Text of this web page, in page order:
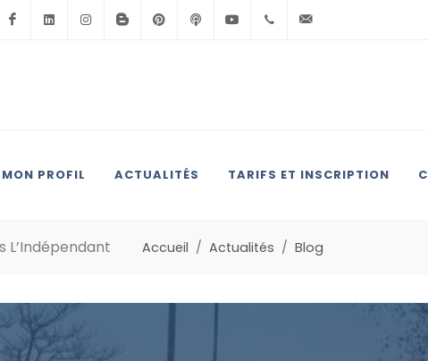
FacebookLinkedinInstagramBlogSpotPinterestPodcastYoutube+33(0)6.71.39.30.39
MON PROFIL ACTUALITÉS TARIFS ET INSCRIPTION
L’Indépendant Accueil Actualités Blog